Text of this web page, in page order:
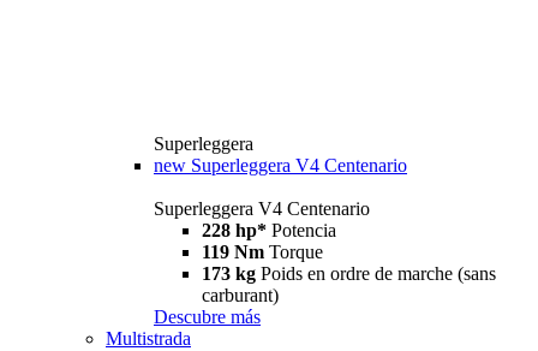
Superleggera
new Superleggera V4 Centenario
Superleggera V4 Centenario
228 hp* Potencia
119 Nm Torque
173 kg Poids en ordre de marche (sans
carburant)
Descubre más
Multistrada